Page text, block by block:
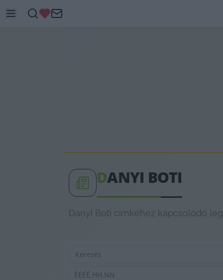
DANYI BOTI
Danyi Boti címkéhez kapcsolódó
ÉÉÉÉ.HH.NN